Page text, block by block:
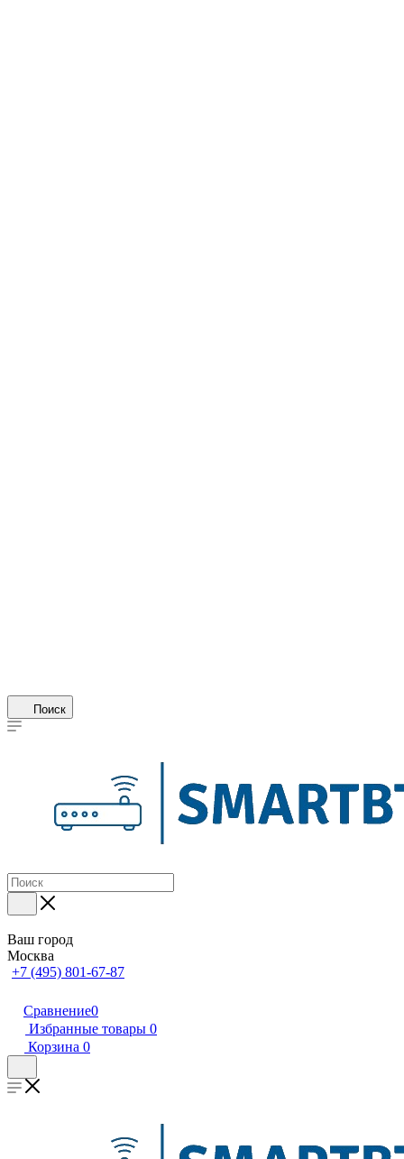
Поиск
Ваш город
Москва
+7 (495) 801-67-87
Сравнение0
Избранные товары 0
Корзина 0